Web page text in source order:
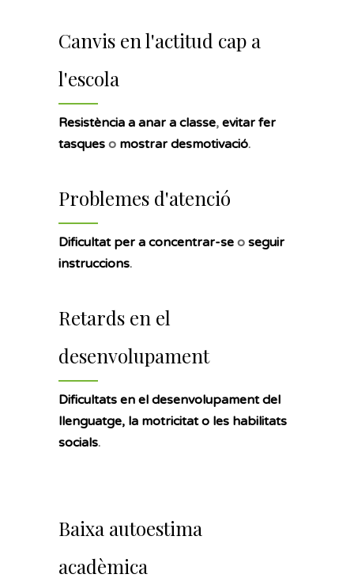
Canvis en l'actitud cap a
l'escola
Resistència a anar a classe, evitar fer
tasques o mostrar desmotivació.
Problemes d'atenció
Dificultat per a concentrar-se o seguir
instruccions.
Retards en el
desenvolupament
Dificultats en el desenvolupament del
llenguatge, la motricitat o les habilitats
socials.
Baixa autoestima
acadèmica